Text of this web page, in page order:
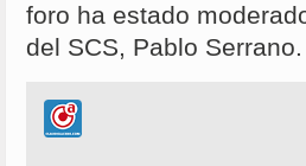
foro ha estado
del SCS, Pablo Serrano.